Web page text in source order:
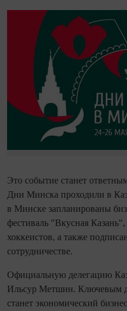
Это событие станет
Дни Минска проходили в
в Минске запланированы
фестиваль "Вкусная
хоккеистов, а также
сотрудничестве.
Официальную делегацию
Ильсур Метшин. Ключевым
станет экономический